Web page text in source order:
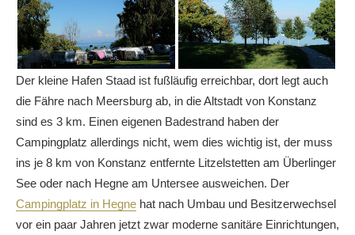
Der kleine Hafen Staad ist fußläufig erreichbar, dort legt auch
die Fähre nach Meersburg ab, in die Altstadt von Konstanz
sind es 3 km. Einen eigenen Badestrand haben der
Campingplatz allerdings nicht, wem dies wichtig ist, der muss
ins je 8 km von Konstanz entfernte Litzelstetten am Überlinger
See oder nach Hegne am Untersee ausweichen. Der
Campingplatz in Hegne hat nach Umbau und Besitzerwechsel
vor ein paar Jahren jetzt zwar moderne sanitäre Einrichtungen,